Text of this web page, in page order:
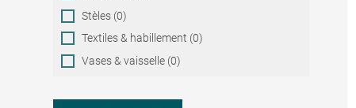
Stèles (0)
Textiles & habillement (0)
Vases & vaisselle (0)